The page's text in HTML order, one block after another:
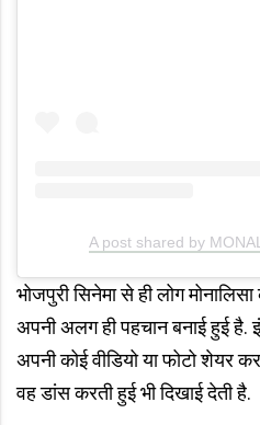
A post shared by
भोजपुरी सिनेमा से ही लोग
अपनी अलग ही पहचान बनाई हुई है.
अपनी कोई वीडियो या फोटो शेयर
वह डांस करती हुई भी दिखाई देती है.